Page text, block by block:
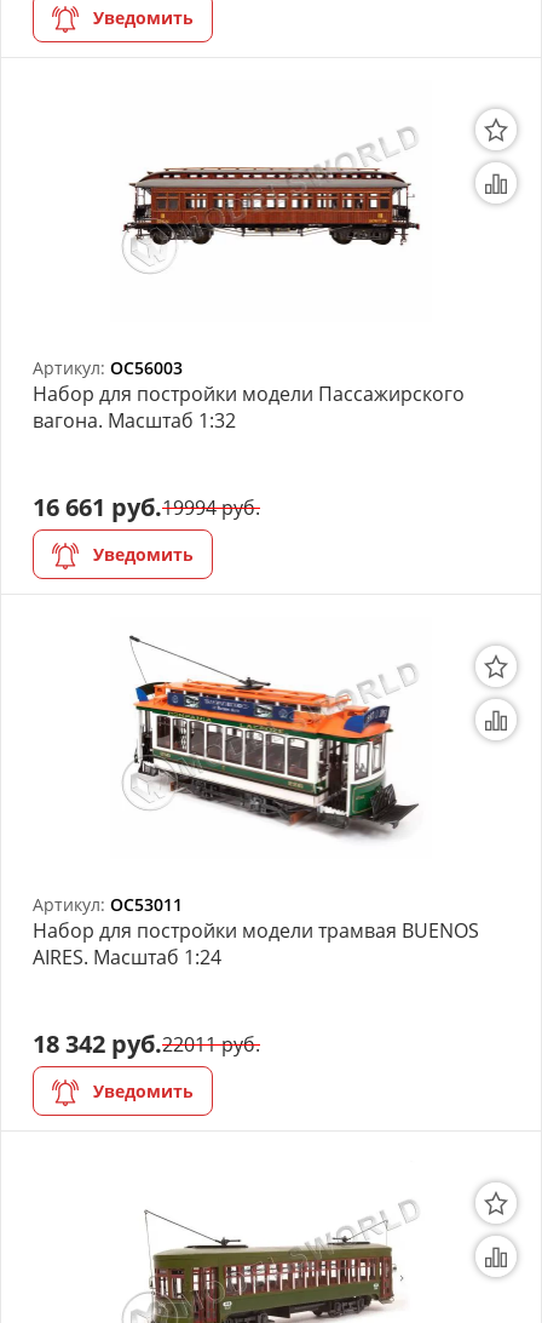
Уведомить
Артикул: OC56003
Набор для постройки модели Пассажирского
вагона. Масштаб 1:32
16 661 руб.19994 руб.
Уведомить
Артикул: OC53011
Набор для постройки модели трамвая BUENOS
AIRES. Масштаб 1:24
18 342 руб.22011 руб.
Уведомить